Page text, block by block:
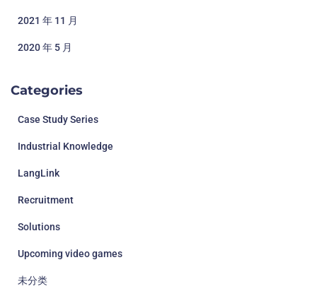
2021 年 11 月
2020 年 5 月
Categories
Case Study Series
Industrial Knowledge
LangLink
Recruitment
Solutions
Upcoming video games
未分类